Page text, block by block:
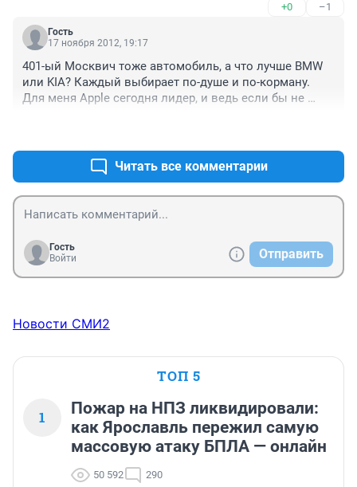
начиная с 1-го. И не заметить прогресс невозможно. (
64 взял за 37 )
+0 –1
Гость
17 ноября 2012, 19:17
401-ый Москвич тоже автомобиль, а что лучше BMW
или KIA? Каждый выбирает по-душе и по-корману.
Для меня Apple сегодня лидер, и ведь если бы не
будет дальше время покажет.Читать все комментарии
Гость
Войти
Отправить
Новости СМИ2
ТОП 5
1
Пожар на НПЗ ликвидировали:
как Ярославль пережил самую
массовую атаку БПЛА — онлайн
50 592 290